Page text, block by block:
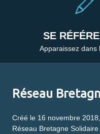
SE
Apparaissez dans
Réseau
Créé le 16 novembre
Réseau Bretagne